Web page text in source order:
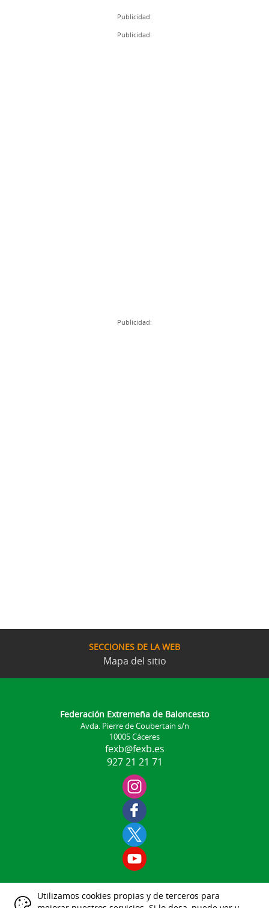
Publicidad:
Publicidad:
Publicidad:
SECCIONES DE LA WEB
Mapa del sitio
Federación Extremeña de Baloncesto
Avda. Pierre de Coubertain s/n
10005 Cáceres
fexb@fexb.es
927 21 21 71
Aviso Legal
Utilizamos cookies propias y de terceros para